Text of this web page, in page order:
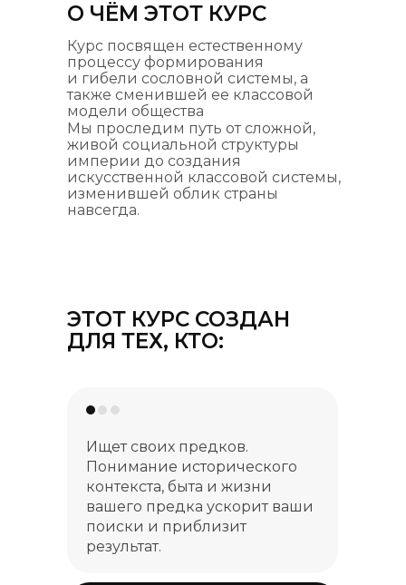
О ЧЁМ ЭТОТ КУРС
Курс посвящен естественному
процессу формирования
и гибели сословной системы, а
также сменившей ее классовой
модели общества
Мы проследим путь от сложной,
живой социальной структуры
империи до создания
искусственной классовой системы,
изменившей облик страны
навсегда.
ЭТОТ КУРС СОЗДАН
ДЛЯ ТЕХ, КТО:
Ищет своих предков.
Понимание исторического
контекста, быта и жизни
вашего предка ускорит ваши
поиски и приблизит
результат.